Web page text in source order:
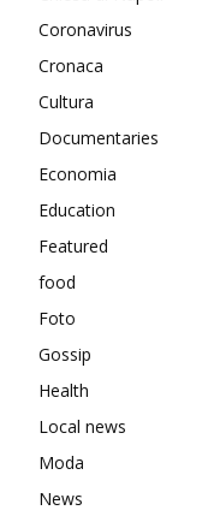
Coronavirus
Cronaca
Cultura
Documentaries
Economia
Education
Featured
food
Foto
Gossip
Health
Local news
Moda
News